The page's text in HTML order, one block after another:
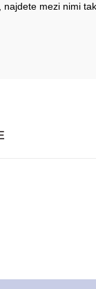
mezi nimi